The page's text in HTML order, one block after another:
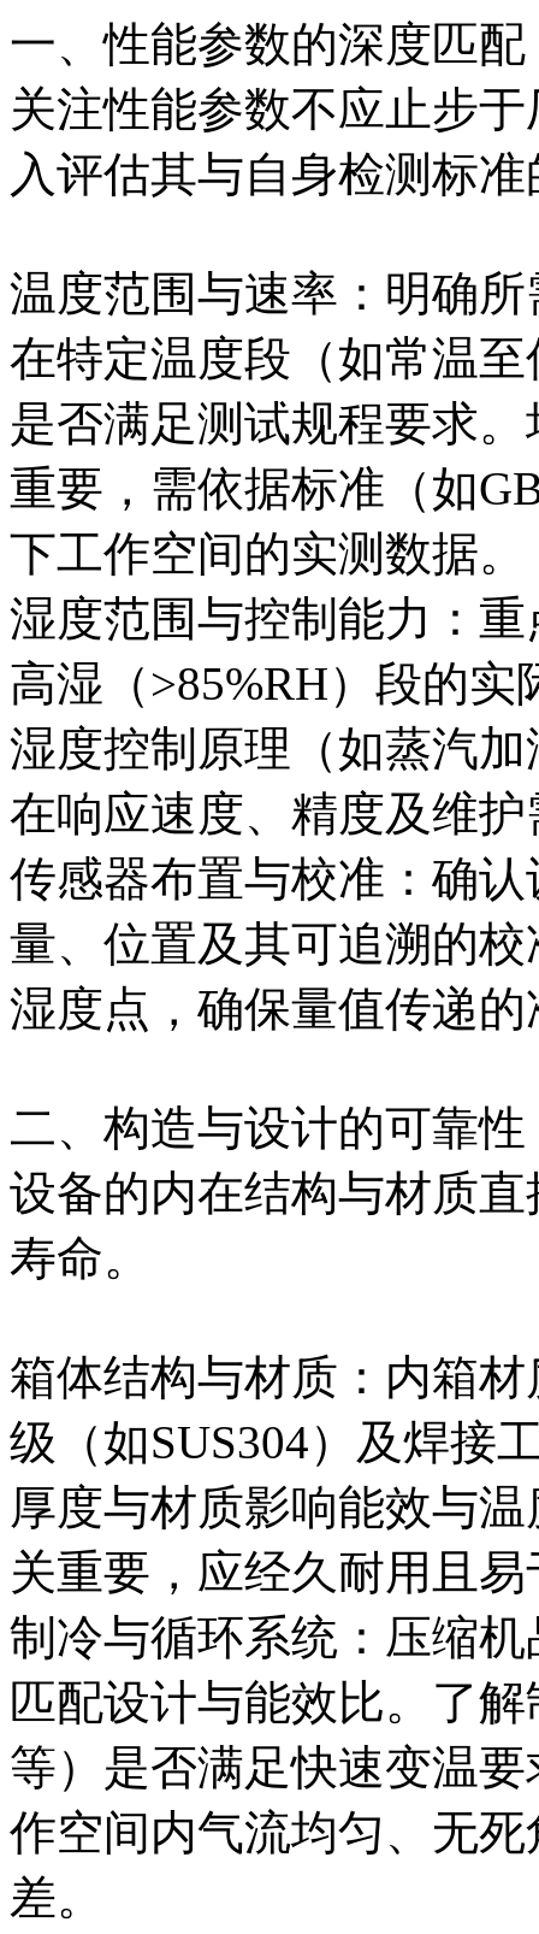
一、性能参数的深度匹配
关注性能参数不应止步
入评估其与自身检测标
温度范围与速率：明确
在特定温度段（如常温
是否满足测试规程要求
重要，需依据标准（如
下工作空间的实测数据。
湿度范围与控制能力：
高湿（>85%RH）段的
湿度控制原理（如蒸汽
在响应速度、精度及维
传感器布置与校准：确
量、位置及其可追溯的
湿度点，确保量值传递
二、构造与设计的可靠性
设备的内在结构与材质
寿命。
箱体结构与材质：内箱
级（如SUS304）及焊接
厚度与材质影响能效与
关重要，应经久耐用且
制冷与循环系统：压缩
匹配设计与能效比。了
等）是否满足快速变温
作空间内气流均匀、无
差。